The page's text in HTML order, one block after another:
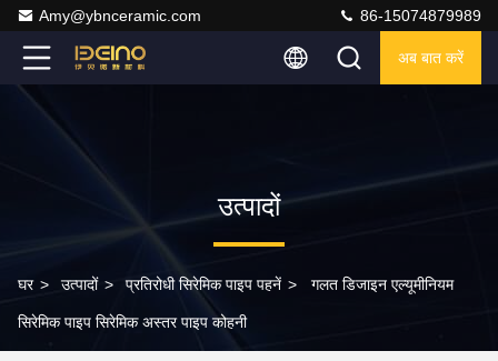
Amy@ybnceramic.com 86-15074879989
अब बात करें
उत्पादों
घर > उत्पादों > प्रतिरोधी सिरेमिक पाइप पहनें > गलत डिजाइन एल्यूमीनियम
सिरेमिक पाइप सिरेमिक अस्तर पाइप कोहनी